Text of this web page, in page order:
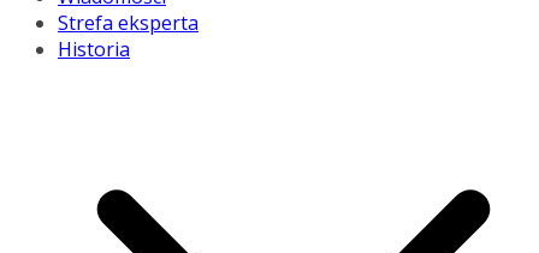
Strefa eksperta
Historia